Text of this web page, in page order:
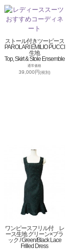
ストール付きツーピース
PAROLARI EMILIO PUCCI
生地
Top, Skirt & Stole Ensemble
通常価格
39,000円(税別)
ワンピースフリル付 レ
ース生地 グリーン×ブラ
ック / Green/Black Lace
Frilled Dress